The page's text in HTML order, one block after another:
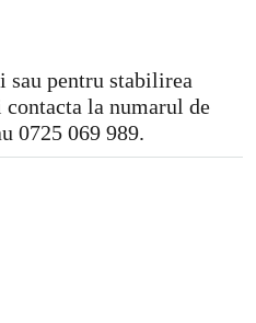
pentru stabilirea
la numarul de
0725 069 989.